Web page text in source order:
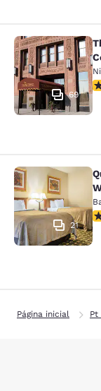
The
69
Quality
21
Página inicial Pt